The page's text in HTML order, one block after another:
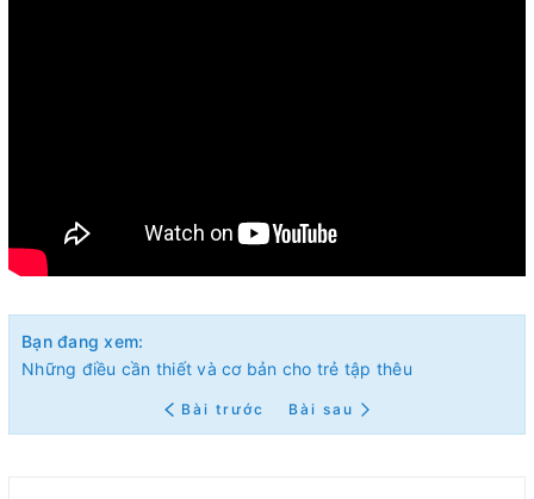
Bạn đang xem:
Những điều cần thiết và cơ bản cho trẻ tập thêu
Bài trước Bài sau